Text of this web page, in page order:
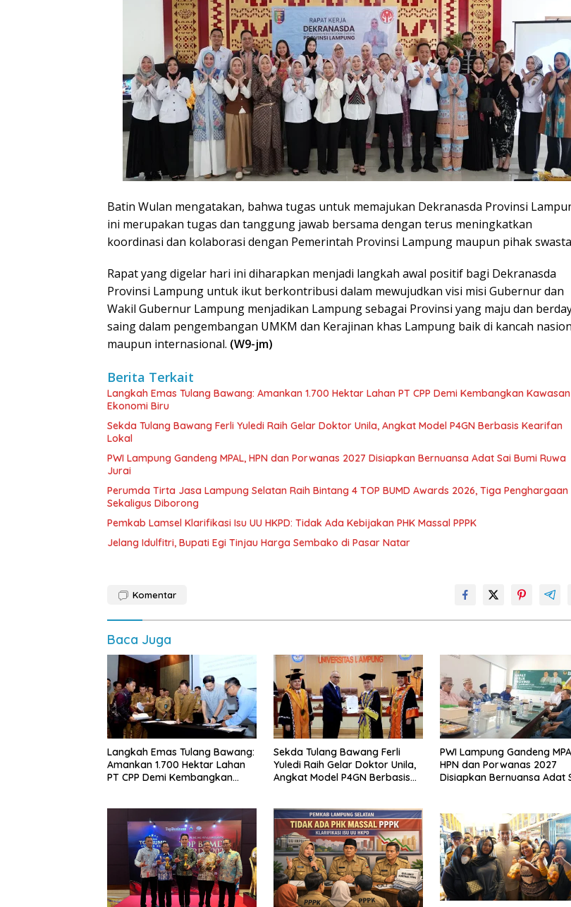
Batin Wulan mengatakan, bahwa tugas untuk memajukan Dekranasda Provinsi
ini merupakan tugas dan tanggung jawab bersama dengan terus meningkatkan
koordinasi dan kolaborasi dengan Pemerintah Provinsi Lampung maupun pihak
Rapat yang digelar hari ini diharapkan menjadi langkah awal positif bagi Dekranasda
Provinsi Lampung untuk ikut berkontribusi dalam mewujudkan visi misi Gubernur dan
Wakil Gubernur Lampung menjadikan Lampung sebagai Provinsi yang maju dan
saing dalam pengembangan UMKM dan Kerajinan khas Lampung baik di kancah
maupun internasional. (W9-jm)
Berita Terkait
Langkah Emas Tulang Bawang: Amankan 1.700 Hektar Lahan PT CPP Demi Kembangkan Kawasan
Ekonomi Biru
Sekda Tulang Bawang Ferli Yuledi Raih Gelar Doktor Unila, Angkat Model P4GN Berbasis Kearifan
Lokal
PWI Lampung Gandeng MPAL, HPN dan Porwanas 2027 Disiapkan Bernuansa Adat Sai Bumi Ruwa
Jurai
Perumda Tirta Jasa Lampung Selatan Raih Bintang 4 TOP BUMD Awards 2026, Tiga Penghargaan
Sekaligus Diborong
Pemkab Lamsel Klarifikasi Isu UU HKPD: Tidak Ada Kebijakan PHK Massal PPPK
Jelang Idulfitri, Bupati Egi Tinjau Harga Sembako di Pasar Natar
Komentar
Baca Juga
Langkah Emas Tulang Bawang:
Amankan 1.700 Hektar Lahan
PT CPP Demi Kembangkan
Sekda Tulang Bawang Ferli
Yuledi Raih Gelar Doktor Unila,
Angkat Model P4GN Berbasis
PWI Lampung Gandeng
HPN dan Porwanas 2027
Disiapkan Bernuansa Adat